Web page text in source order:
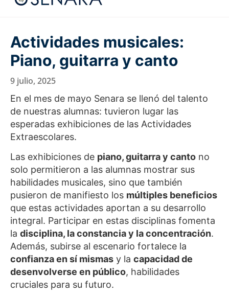
Actividades musicales:
Piano, guitarra y canto
9 julio, 2025
En el mes de mayo Senara se llenó del talento
de nuestras alumnas: tuvieron lugar las
esperadas exhibiciones de las Actividades
Extraescolares.
Las exhibiciones de piano, guitarra y canto no
solo permitieron a las alumnas mostrar sus
habilidades musicales, sino que también
pusieron de manifiesto los múltiples beneficios
que estas actividades aportan a su desarrollo
integral. Participar en estas disciplinas fomenta
la disciplina, la constancia y la concentración.
Además, subirse al escenario fortalece la
confianza en sí mismas y la capacidad de
desenvolverse en público, habilidades
cruciales para su futuro.